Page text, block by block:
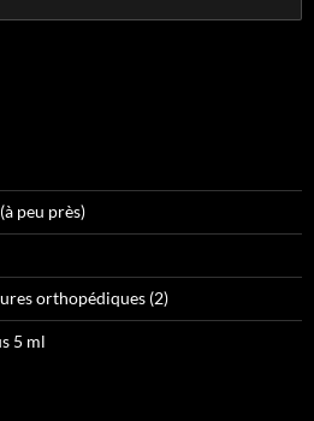
peu près)
orthopédiques (2)
5 ml